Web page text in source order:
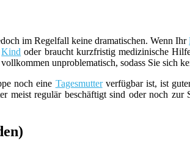
im Regelfall keine dramatischen. Wenn Ihr
Kind oder braucht kurzfristig medizinische
unproblematisch, sodass Sie sich
noch eine Tagesmutterverfügbar ist, ist
meist regulär beschäftigt sind oder noch